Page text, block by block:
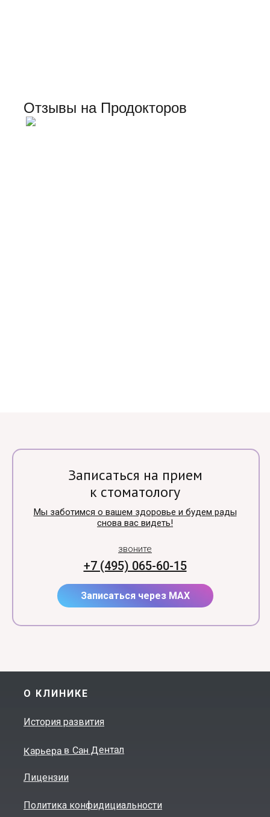
Отзывы на Продокторов
Записаться через MAX
+7 (495) 065-60-15
звоните
Записаться на прием
к стоматологу
Мы заботимся о вашем здоровье и будем рады
снова вас видеть!
О КЛИНИКЕ
Карьера в Сан Дентал
Лицензии
Политика конфидициальности
История развития